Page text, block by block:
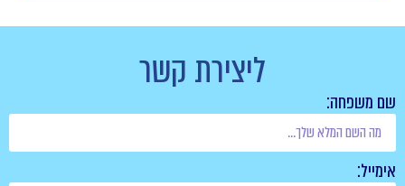
ליצירת קשר
שם משפחה:
אימייל: